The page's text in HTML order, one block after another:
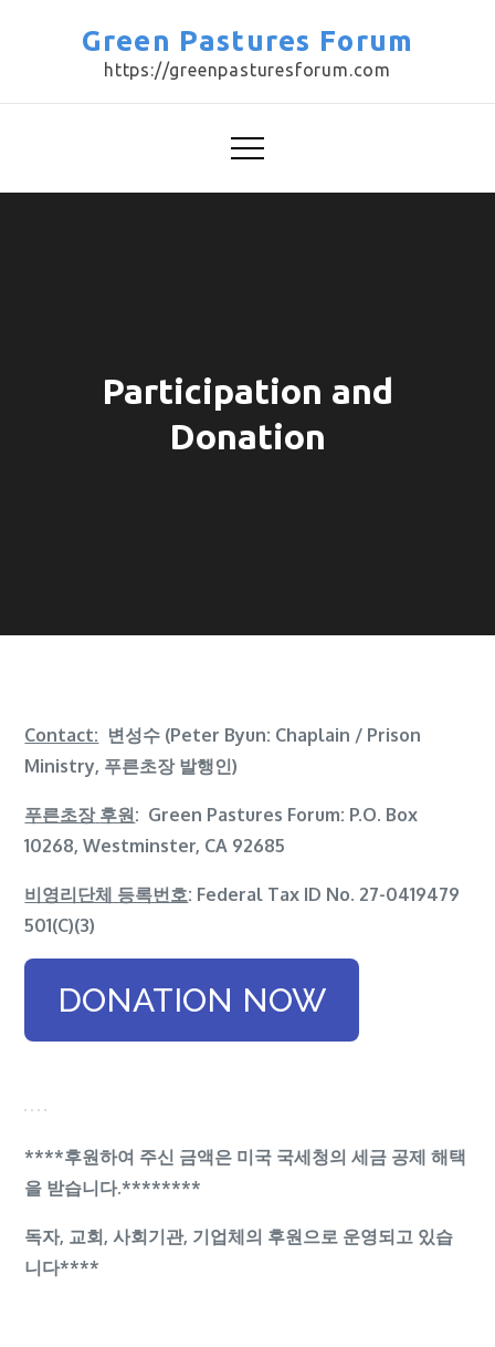
Green Pastures Forum
https://greenpasturesforum.com
Participation and
Donation
Contact: 변성수 (Peter Byun: Chaplain / Prison
Ministry, 푸른초장 발행인)
푸른초장 후원: Green Pastures Forum: P.O. Box
10268, Westminster, CA 92685
비영리단체 등록번호: Federal Tax ID No. 27-0419479
501(C)(3)
DONATION NOW
****후원하여 주신 금액은 미국 국세청의 세금 공제 해택
을 받습니다.********
독자, 교회, 사회기관, 기업체의 후원으로 운영되고 있습
니다****